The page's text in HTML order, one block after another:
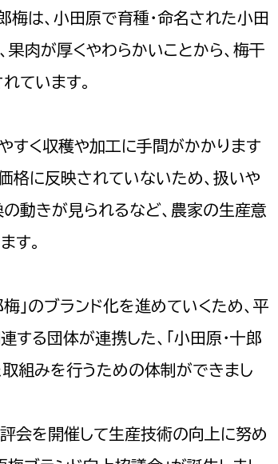
盤
生涯学習
営
文化財課
図書館
経済部
産業政策課
観光課
病院管理局：経営管理課
梅は、小田原で育種・命名された小田
果肉が厚くやわらかいことから、梅干
ています。
すく収穫や加工に手間がかかります
格に反映されていないため、扱いや
動きが見られるなど、農家の生産意
す。
梅」のブランド化を進めていくため、平
る団体が連携した、「小田原・十郎
組みを行うための体制ができまし
会を開催して生産技術の向上に努め